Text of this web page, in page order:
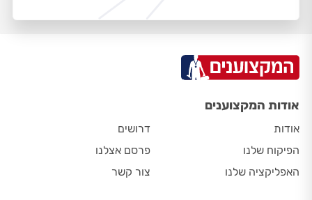
אודות המקצוענים
אודות
הפיקוח שלנו
האפליקציה שלנו
דרושים
פרסם אצלנו
צור קשר